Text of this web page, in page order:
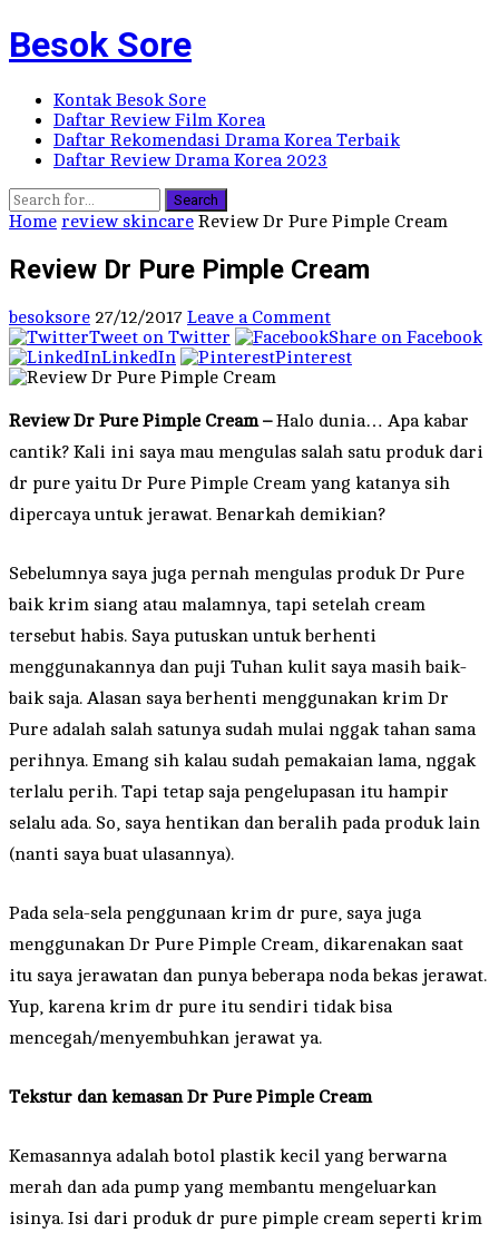
Besok Sore
Kontak Besok Sore
Daftar Review Film Korea
Daftar Rekomendasi Drama Korea Terbaik
Daftar Review Drama Korea 2023
Search
Home review skincare Review Dr Pure Pimple Cream
Review Dr Pure Pimple Cream
besoksore 27/12/2017 Leave a Comment
Tweet on Twitter
Share on Facebook
LinkedIn
Pinterest
Review Dr Pure Pimple Cream –Halo dunia… Apa kabar
cantik? Kali ini saya mau mengulas salah satu produk dari
dr pure yaitu Dr Pure Pimple Cream yang katanya sih
dipercaya untuk jerawat. Benarkah demikian?
Sebelumnya saya juga pernah mengulas produk Dr Pure
baik krim siang atau malamnya, tapi setelah cream
tersebut habis. Saya putuskan untuk berhenti
menggunakannya dan puji Tuhan kulit saya masih baik-
baik saja. Alasan saya berhenti menggunakan krim Dr
Pure adalah salah satunya sudah mulai nggak tahan sama
perihnya. Emang sih kalau sudah pemakaian lama, nggak
terlalu perih. Tapi tetap saja pengelupasan itu hampir
selalu ada. So, saya hentikan dan beralih pada produk lain
(nanti saya buat ulasannya).
Pada sela-sela penggunaan krim dr pure, saya juga
menggunakan Dr Pure Pimple Cream, dikarenakan saat
itu saya jerawatan dan punya beberapa noda bekas jerawat.
Yup, karena krim dr pure itu sendiri tidak bisa
mencegah/menyembuhkan jerawat ya.
Tekstur dan kemasan Dr Pure Pimple Cream
Kemasannya adalah botol plastik kecil yang berwarna
merah dan ada pump yang membantu mengeluarkan
isinya. Isi dari produk dr pure pimple cream seperti krim